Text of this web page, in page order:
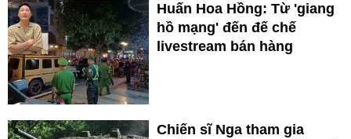
Huấn Hoa Hồng: Từ 'giang
hồ mạng' đến đế chế
livestream bán hàng
Chiến sĩ Nga tham gia